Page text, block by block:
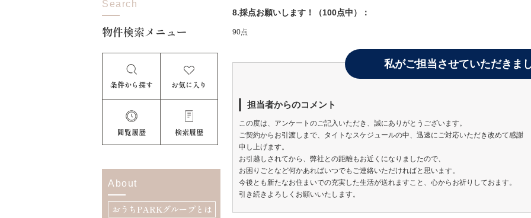
8.採点お願いします！（100点中）：
90点
私がご担当させていただきま
担当者からのコメント
この度は、アンケートのご記入いただき、誠にありがとうございます。
ご契約からお引渡しまで、タイトなスケジュールの中、迅速にご対応いただき改めて感謝
申し上げます。
お引越しされてから、弊社との距離もお近くになりましたので、
お困りごとなど何かあればいつでもご連絡いただければと思います。
今後とも新たなお住まいでの充実した生活が送れますこと、心からお祈りしておます。
引き続きよろしくお願いいたします。
Search
物件検索メニュー
条件から探す お気に入り
閲覧履歴 検索履歴
About
おうちPARKグループとは